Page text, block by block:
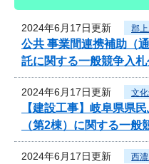
2024年6月17日更新 郡
公共 事業間連携補助（
託に関する一般競争入
2024年6月17日更新 文
【建設工事】岐阜県県
（第2棟）に関する一般
2024年6月17日更新 西